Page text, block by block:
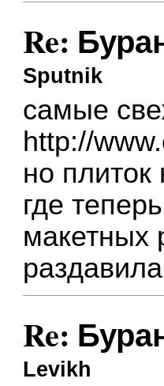
Re:
Sputnik
самые
http://
но
где
макетных
Re:
Levikh